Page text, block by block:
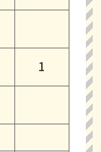
1
8